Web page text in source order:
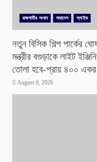
রাজশাহীর সংবাদ সারাদেশ স্লাইড
নতুন বিসিক শিল্প পার্কের
মন্ত্রীর বগুড়াকে লাইট
তোলা হবে-প্রায় ৪০০
August 9, 2026